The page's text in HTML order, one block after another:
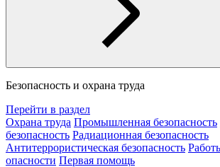
Безопасность и охрана труда
Перейти в раздел
Охрана труда Промышленная безопасность
безопасность Радиационная безопасность
Антитеррористическая безопасность
опасности Первая помощь